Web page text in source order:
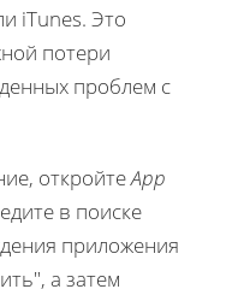
iTunes. Это
потери
проблем с
откройтеApp
в поиске
приложения
а затем